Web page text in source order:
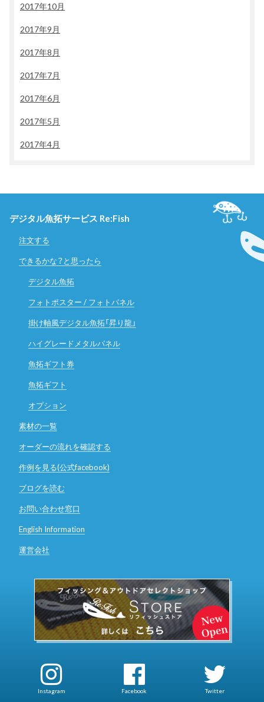
2017年10月
2017年9月
2017年8月
2017年7月
2017年6月
2017年5月
2017年4月
デジタル魚拓サービス Re:Fish
注文する
できるかな？と思ったら
デジタル魚拓
フォトポスター / フォトパネル
掛け軸風デジタル魚拓「昇り龍」
ハイグレードメタルパネル
魚拓ギフト券
魚拓ギフト
オプション
素材の一覧
オーダーの流れを確認する
作例を見る(公式facebook)
ブログを読む
お問い合わせ窓口
English Information
運営会社
Instagram Facebook Twitter